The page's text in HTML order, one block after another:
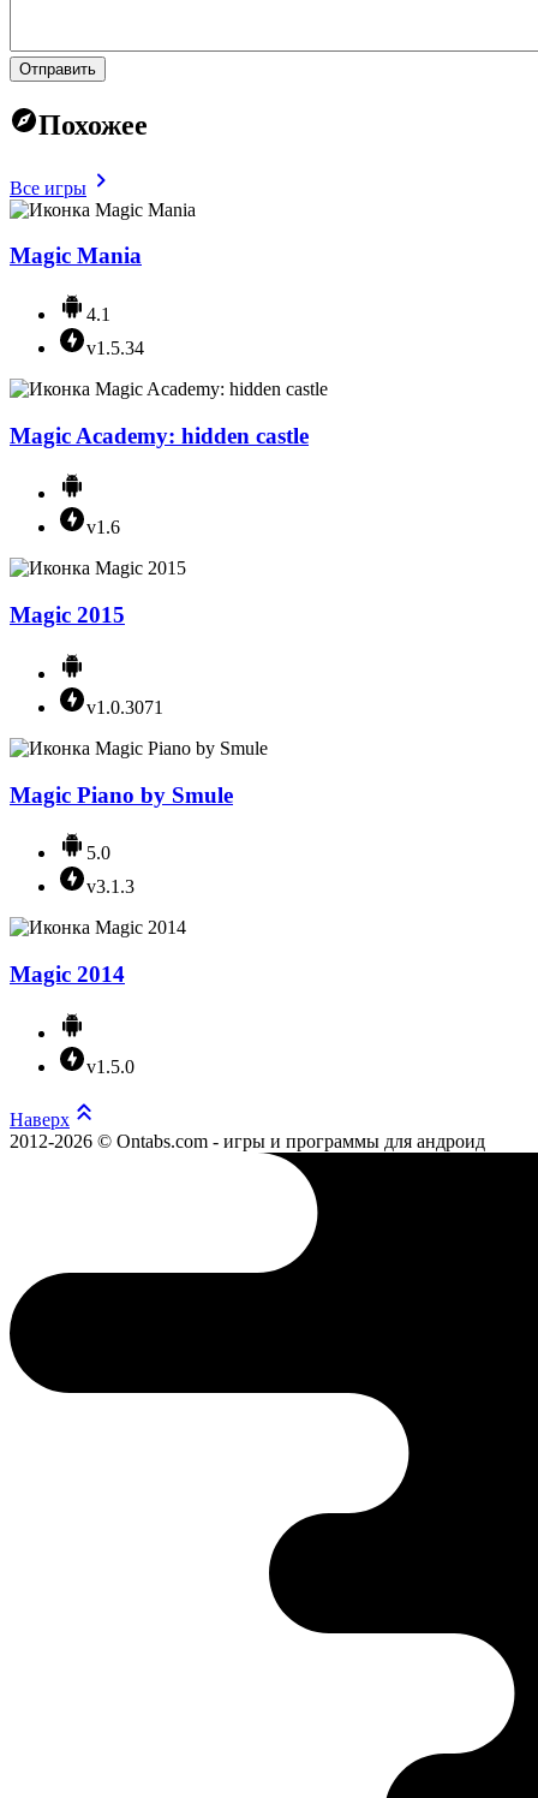
Отправить
Похожее
Все игры
Magic Mania
4.1
v1.5.34
Magic Academy: hidden castle
v1.6
Magic 2015
v1.0.3071
Magic Piano by Smule
5.0
v3.1.3
Magic 2014
v1.5.0
Наверх
2012-2026 © Ontabs.com - игры и программы для андроид